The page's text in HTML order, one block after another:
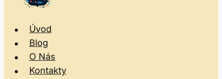
Úvod
Blog
O Nás
Kontakty